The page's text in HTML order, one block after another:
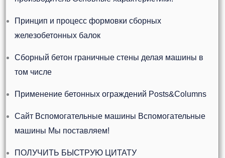
Принцип и процесс формовки сборных
железобетонных балок
Сборный бетон граничные стены делая машины в
том числе
Применение бетонных ограждений Posts&Columns
Сайт Вспомогательные машины Вспомогательные
машины Мы поставляем!
ПОЛУЧИТЬ БЫСТРУЮ ЦИТАТУ